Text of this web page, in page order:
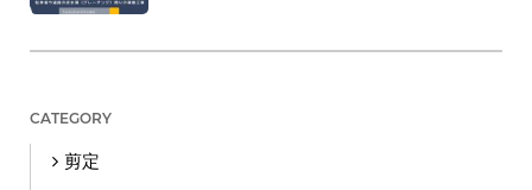
CATEGORY
剪定